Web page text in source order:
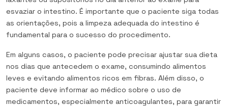
esvaziar o intestino. É importante que o paciente siga todas
as orientações, pois a limpeza adequada do intestino é
fundamental para o sucesso do procedimento.
Em alguns casos, o paciente pode precisar ajustar sua dieta
nos dias que antecedem o exame, consumindo alimentos
leves e evitando alimentos ricos em fibras. Além disso, o
paciente deve informar ao médico sobre o uso de
medicamentos, especialmente anticoagulantes, para garantir